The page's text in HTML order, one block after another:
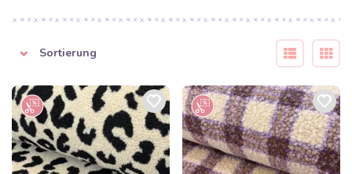
oder Winter-Ponchos.
Näh-Tipp:Vergessen Sie beim Nähen von Mänteln aus
(Vlieseline), um dem Kleidungsstück die nötige Struktur zu geben.
Wir empfehlen starke Garne und Nadelstärken von 90 oder 100.
Viele Mantelstoffe sollten chemisch gereinigt werden, um ihre
edle Optik zu bewahren.
Sortierung